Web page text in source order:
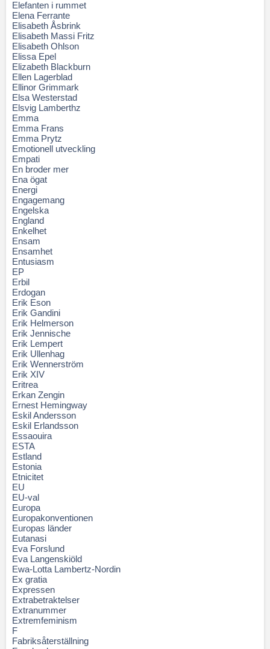
Elefanten i rummet
Elena Ferrante
Elisabeth Åsbrink
Elisabeth Massi Fritz
Elisabeth Ohlson
Elissa Epel
Elizabeth Blackburn
Ellen Lagerblad
Ellinor Grimmark
Elsa Westerstad
Elsvig Lamberthz
Emma
Emma Frans
Emma Prytz
Emotionell utveckling
Empati
En broder mer
Ena ögat
Energi
Engagemang
Engelska
England
Enkelhet
Ensam
Ensamhet
Entusiasm
EP
Erbil
Erdogan
Erik Eson
Erik Gandini
Erik Helmerson
Erik Jennische
Erik Lempert
Erik Ullenhag
Erik Wennerström
Erik XIV
Eritrea
Erkan Zengin
Ernest Hemingway
Eskil Andersson
Eskil Erlandsson
Essaouira
ESTA
Estland
Estonia
Etnicitet
EU
EU-val
Europa
Europakonventionen
Europas länder
Eutanasi
Eva Forslund
Eva Langenskiöld
Ewa-Lotta Lambertz-Nordin
Ex gratia
Expressen
Extrabetraktelser
Extranummer
Extremfeminism
F
Fabriksåterställning